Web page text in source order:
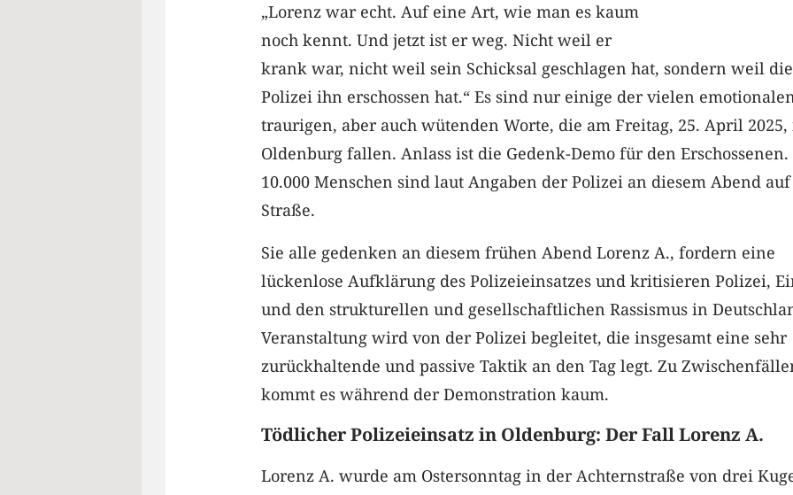
„Lorenz war echt. Auf eine Art, wie man es kaum
noch kennt. Und jetzt ist er weg. Nicht weil er
krank war, nicht weil sein Schicksal geschlagen hat, sondern weil die
Polizei ihn erschossen hat.“ Es sind nur einige der vielen
traurigen, aber auch wütenden Worte, die am Freitag, 25. April
Oldenburg fallen. Anlass ist die Gedenk-Demo für den Erschossenen.
10.000 Menschen sind laut Angaben der Polizei an diesem Abend
Straße.
Sie alle gedenken an diesem frühen Abend Lorenz A., fordern eine
lückenlose Aufklärung des Polizeieinsatzes und kritisieren Polizei,
und den strukturellen und gesellschaftlichen Rassismus in
Veranstaltung wird von der Polizei begleitet, die insgesamt eine sehr
zurückhaltende und passive Taktik an den Tag legt. Zu
kommt es während der Demonstration kaum.
Tödlicher Polizeieinsatz in Oldenburg: Der Fall Lorenz A.
Lorenz A. wurde am Ostersonntag in der Achternstraße von drei